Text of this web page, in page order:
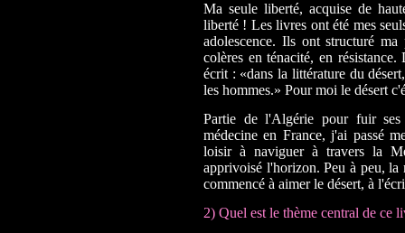
Ma seule liberté, acquise de
liberté ! Les livres ont été mes
adolescence. Ils ont structuré ma
colères en ténacité, en
écrit : «dans la littérature du
les hommes.» Pour moi le désert
Partie de l'Algérie pour fuir ses
médecine en France, j'ai passé
loisir à naviguer à travers la
apprivoisé l'horizon. Peu à peu, la
commencé à aimer le désert, à
2) Quel est le thème central de ce